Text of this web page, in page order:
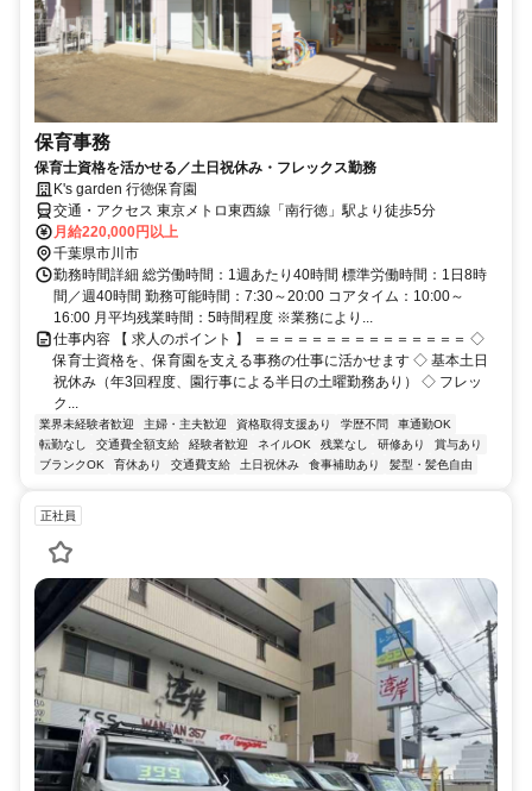
保育事務
保育士資格を活かせる／土日祝休み・フレックス勤務
K's garden 行徳保育園
交通・アクセス 東京メトロ東西線「南行徳」駅より徒歩5分
月給220,000円以上
千葉県市川市
勤務時間詳細 総労働時間：1週あたり40時間 標準労働時間：1日8時
間／週40時間 勤務可能時間：7:30～20:00 コアタイム：10:00～
16:00 月平均残業時間：5時間程度 ※業務により...
仕事内容 【 求人のポイント 】 ＝＝＝＝＝＝＝＝＝＝＝＝＝＝＝ ◇
保育士資格を、保育園を支える事務の仕事に活かせます ◇ 基本土日
祝休み（年3回程度、園行事による半日の土曜勤務あり） ◇ フレッ
ク...
業界未経験者歓迎 主婦・主夫歓迎 資格取得支援あり 学歴不問
車通勤OK
転勤なし
交通費全額支給 経験者歓迎 ネイルOK 残業なし 研修あり
賞与あり
ブランクOK
育休あり 交通費支給 土日祝休み 食事補助あり 髪型・髪色自由
正社員